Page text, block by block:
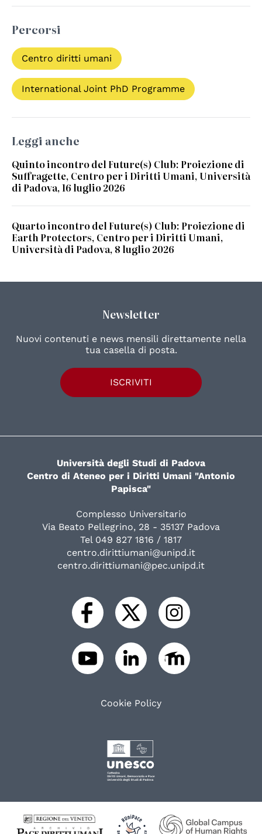
Percorsi
Centro diritti umani
International Joint PhD Programme
Leggi anche
Quinto incontro del Future(s) Club: Proiezione di
Suffragette, Centro per i Diritti Umani, Università
di Padova, 16 luglio 2026
Quarto incontro del Future(s) Club: Proiezione di
Earth Protectors, Centro per i Diritti Umani,
Università di Padova, 8 luglio 2026
Newsletter
Nuovi contenuti e news mensili direttamente nella
tua casella di posta.
ISCRIVITI
Università degli Studi di Padova
Centro di Ateneo per i Diritti Umani "Antonio
Papisca"
Complesso Universitario
Via Beato Pellegrino, 28 - 35137 Padova
Tel 049 827 1816 / 1817
centro.dirittiumani@unipd.it
centro.dirittiumani@pec.unipd.it
Cookie Policy